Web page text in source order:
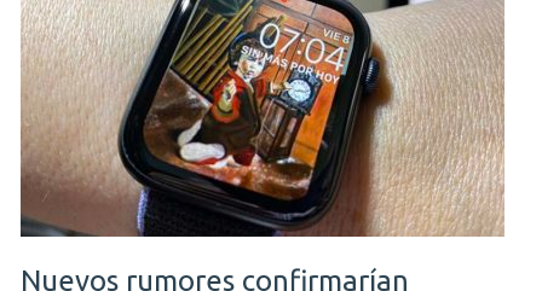
Nuevos rumores confirmarían